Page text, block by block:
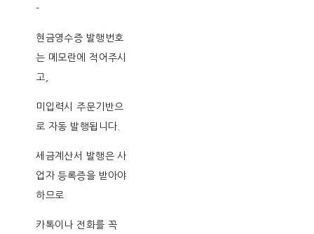
-
현금영수증 발행번호
는 메모란에 적어주시
고,
미입력시 주문기반으
로 자동 발행됩니다.
세금계산서 발행은 사
업자 등록증을 받아야
하므로
카톡이나 전화를 꼭